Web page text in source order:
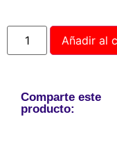
Añadir al
Comparte este
producto: